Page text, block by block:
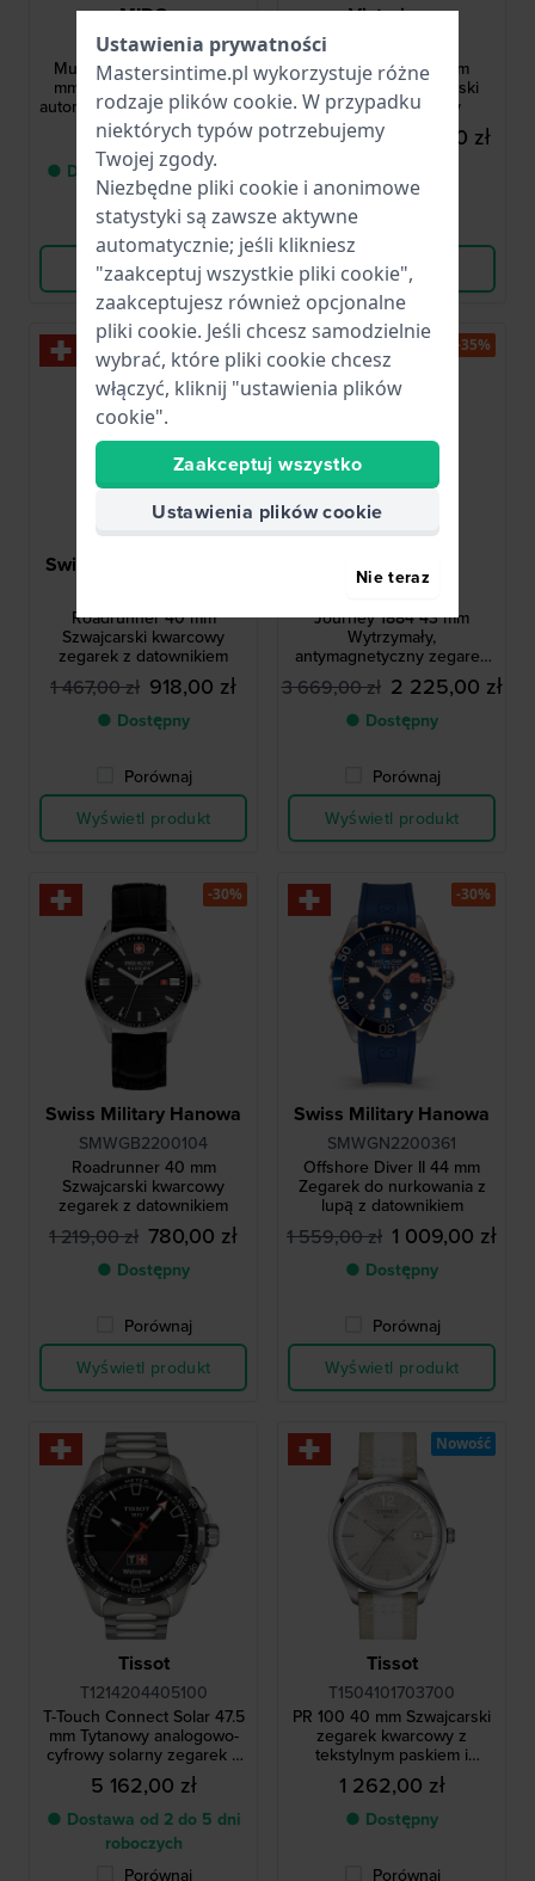
MIDO
M0495261704100
Multifort TV Big Date 40
mm Szwajcarski zegarek
automatyczny z kwadratową
kopertą TV i dużym
datownikiem
5 369,00 zł
● Dostawa od 2 do 5 dni
roboczych
Porównaj
Wyświetl produkt
Victorinox
Journey 1884 43 mm
Wytrzymały szwajcarski
zegarek kwarcowy
3 177,00 zł 1 927,00 zł
Wyświetl produkt
Swiss Military Hanowa
Roadrunner 40 mm
Szwajcarski kwarcowy
zegarek z datownikiem
1 467,00 zł 918,00 zł
● Dostępny
Porównaj
Wyświetl produkt
-35%
Victorinox
Journey 1884 43 mm
Wytrzymały,
antymagnetyczny zegarek
kwarcowy szwajcarskiej
produkcji
3 669,00 zł 2 225,00 zł
● Dostępny
Porównaj
Wyświetl produkt
-35%
Swiss Military Hanowa
SMWGB2200104
Roadrunner 40 mm
Szwajcarski kwarcowy
zegarek z datownikiem
1 219,00 zł 780,00 zł
● Dostępny
Porównaj
Wyświetl produkt
-30%
Swiss Military Hanowa
SMWGN2200361
Offshore Diver II 44 mm
Zegarek do nurkowania z
lupą z datownikiem
1 559,00 zł 1 009,00 zł
● Dostępny
Porównaj
Wyświetl produkt
-30%
Tissot
T1214204405100
T-Touch Connect Solar 47.5
mm Tytanowy analogowo-
cyfrowy solarny zegarek z
bluetooth
5 162,00 zł
● Dostawa od 2 do 5 dni
roboczych
Porównaj
Tissot
T1504101703700
PR 100 40 mm Szwajcarski
zegarek kwarcowy z
tekstylnym paskiem i
wzornictwem inspirowanym
kolarstwem
1 262,00 zł
● Dostępny
Porównaj
Nowość
Ustawienia prywatności
Mastersintime.pl wykorzystuje różne
rodzaje plików cookie. W przypadku
niektórych typów potrzebujemy
Twojej zgody.
Niezbędne pliki cookie i anonimowe
statystyki są zawsze aktywne
automatycznie; jeśli klikniesz
"zaakceptuj wszystkie pliki cookie",
zaakceptujesz również opcjonalne
pliki cookie. Jeśli chcesz samodzielnie
wybrać, które pliki cookie chcesz
włączyć, kliknij "ustawienia plików
cookie".
Zaakceptuj wszystko
Ustawienia plików cookie
Nie teraz